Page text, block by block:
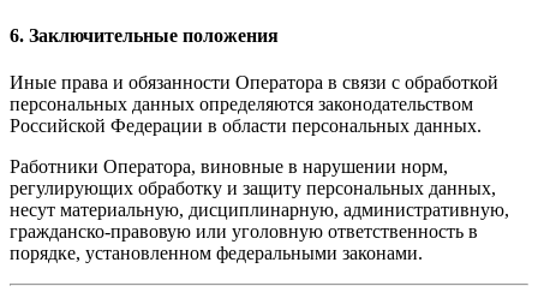
6. Заключительные положения
Иные права и обязанности Оператора в связи с обработкой
персональных данных определяются законодательством
Российской Федерации в области персональных данных.
Работники Оператора, виновные в нарушении норм,
регулирующих обработку и защиту персональных данных,
несут материальную, дисциплинарную, административную,
гражданско-правовую или уголовную ответственность в
порядке, установленном федеральными законами.